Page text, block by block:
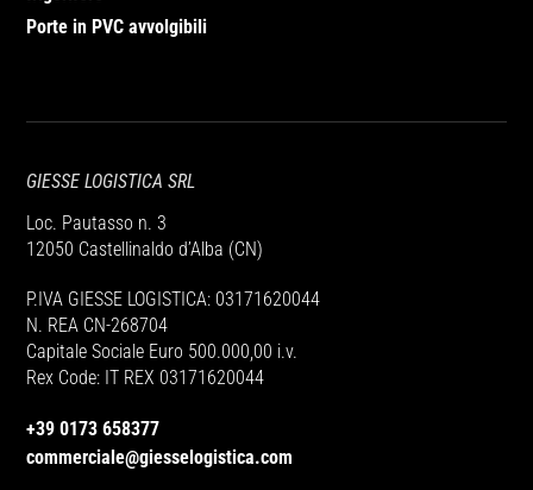
come piccole coperture temporanee.
Vendo tensostruttura 20×40 usata
ottima per chi cerca una struttura
resistente e spaziosa.
larghezza : soluzioni pratiche e
funzionali per coperture industriali e
magazzini temporanei.
se hai bisogno di una tensostruttura
con una larghezza di 20 m, è
Porte in PVC avvolgibili
GIESSE LOGISTICA SRL
Loc. Pautasso n. 3
12050 Castellinaldo d’Alba (CN)
P.IVA GIESSE LOGISTICA: 03171620044
N. REA CN-268704
Capitale Sociale Euro 500.000,00 i.v.
Rex Code: IT REX 03171620044
+39 0173 658377
commerciale@giesselogistica.com